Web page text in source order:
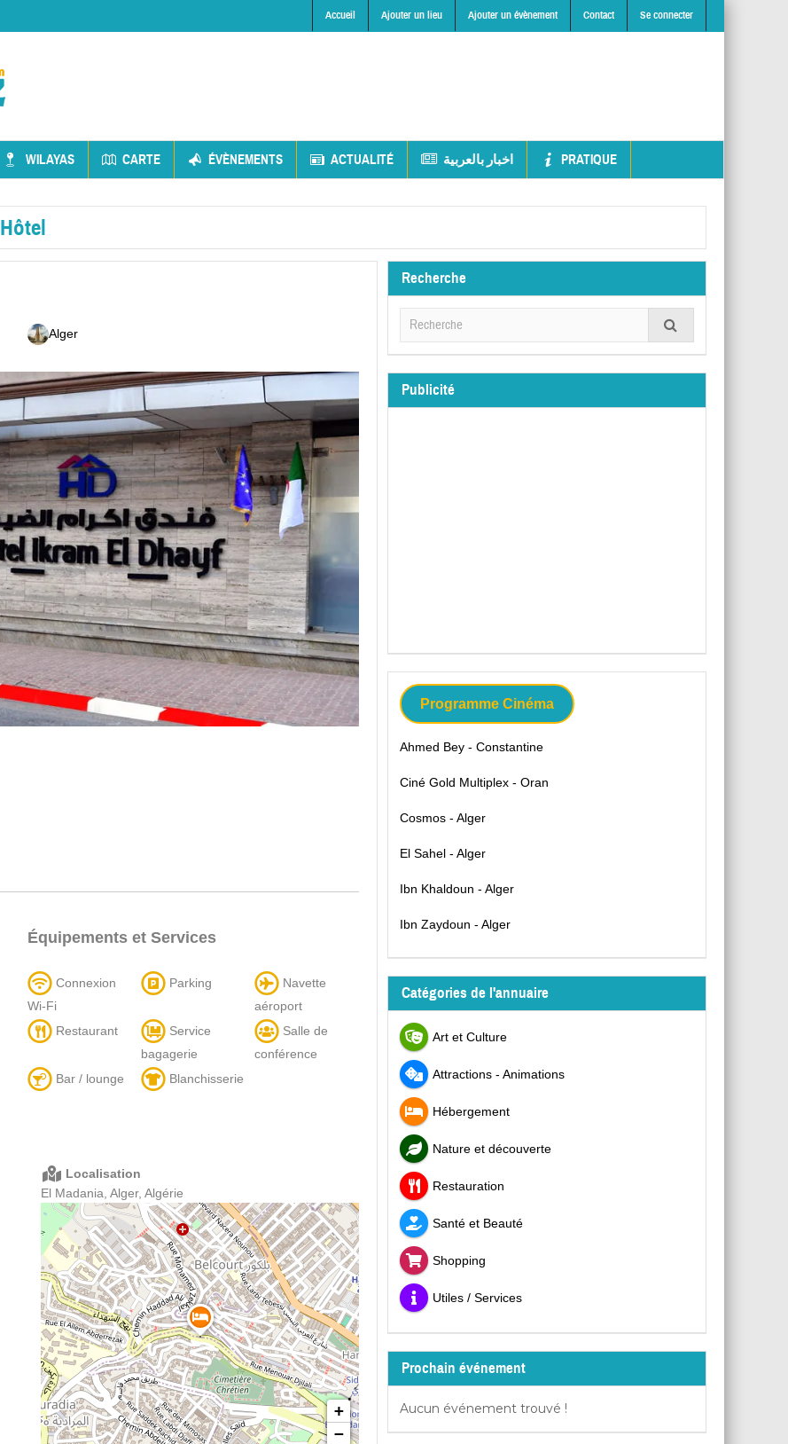
Accueil Ajouter un lieu Ajouter un évènement Contact Se connecter
WILAYAS CARTE ÉVÈNEMENTS ACTUALITÉ اخبار بالعربية PRATIQUE
Hôtel
Alger
Équipements et Services
Connexion
Wi-Fi
Parking
Navette
aéroport
Restaurant
Service
bagagerie
Salle de
conférence
Bar / lounge
Blanchisserie
Localisation
El Madania, Alger, Algérie
+
−
Recherche
Publicité
Programme Cinéma
Ahmed Bey - Constantine
Ciné Gold Multiplex - Oran
Cosmos - Alger
El Sahel - Alger
Ibn Khaldoun - Alger
Ibn Zaydoun - Alger
Catégories de l'annuaire
Art et Culture
Attractions - Animations
Hébergement
Nature et découverte
Restauration
Santé et Beauté
Shopping
Utiles / Services
Prochain événement
Aucun événement trouvé !